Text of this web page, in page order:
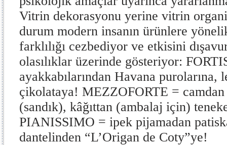
Vitrin dekorasyonu yerine vitrin
durum modern insanın ürünlere
farklılığı cezbediyor ve etkisini
olasılıklar üzerinde gösteriyor:
ayakkabılarından Havana purolarına,
çikolataya! MEZZOFORTE = camdan
(sandık), kâğıttan (ambalaj için)
PIANISSIMO = ipek pijamadan
dantelinden “L’Origan de Coty”ye!